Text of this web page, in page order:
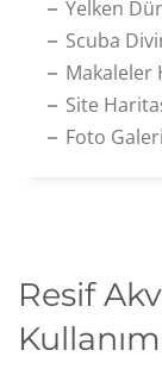
Yelken
Scuba
Makaleler
Site
Foto Galeri
Resif